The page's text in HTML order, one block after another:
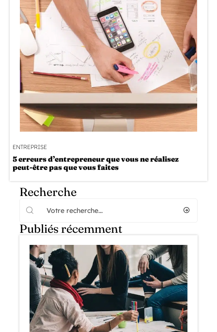
ENTREPRISE
5 erreurs d’entrepreneur que vous ne réalisez
peut-être pas que vous faites
Recherche
Publiés récemment